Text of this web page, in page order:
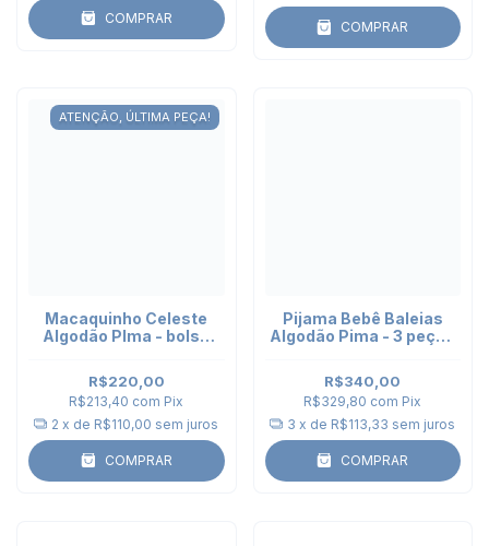
COMPRAR
COMPRAR
ATENÇÃO, ÚLTIMA PEÇA!
Macaquinho Celeste
Algodão PIma - bolso
R$220,00
R$213,40 com Pix
2 x de R$110,00 sem juros
COMPRAR
Pijama Bebê Baleias
Algodão Pima - 3 peças
R$340,00
R$329,80 com Pix
3 x de R$113,33 sem juros
COMPRAR